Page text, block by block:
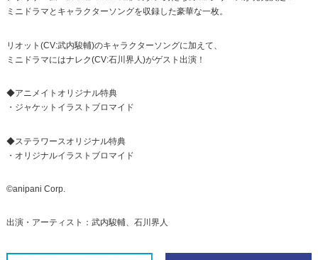
ミニドラマとキャラクターソングを収録した豪華な一枚。
リオット(CV:武内駿輔)のキャラクターソングに加えて、
ミニドラマにはナレク(CV:石川界人)がゲスト出演！
◆アニメイトオリジナル特典
・ジャケットイラストブロマイド
◆ステラワースオリジナル特典
・オリジナルイラストブロマイド
©anipani Corp.
出演・アーティスト：武内駿輔、石川界人